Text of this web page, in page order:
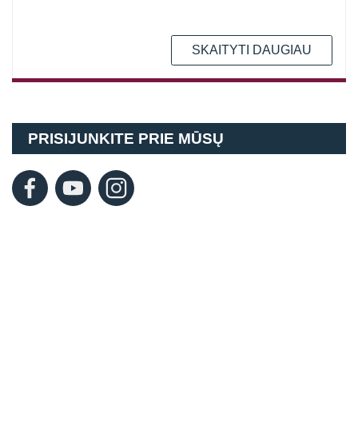
SKAITYTI DAUGIAU
PRISIJUNKITE PRIE MŪSŲ